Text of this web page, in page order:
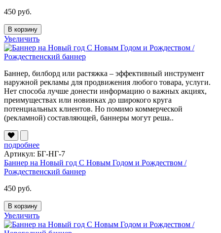
450 руб.
В корзину
Увеличить
Баннер, билборд или растяжка – эффективный инструмент
наружной рекламы для продвижения любого товара, услуги.
Нет способа лучше донести информацию о важных акциях,
преимуществах или новинках до широкого круга
потенциальных клиентов. Но помимо коммерческой
(рекламной) составляющей, баннеры могут реша..
подробнее
Артикул: БГ-НГ-7
Баннер на Новый год С Новым Годом и Рождеством /
Рождественский баннер
450 руб.
В корзину
Увеличить